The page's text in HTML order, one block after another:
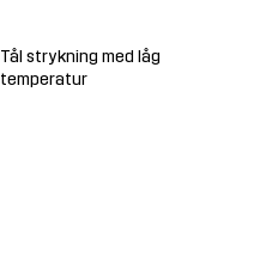
Tål strykning med låg
temperatur